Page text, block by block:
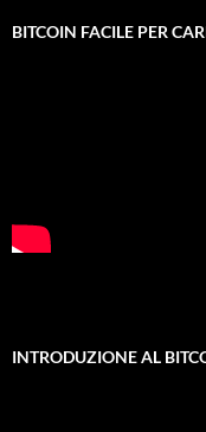
BITCOIN FACILE PER
INTRODUZIONE AL